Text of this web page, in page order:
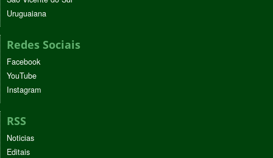
Uruguaiana
Redes Sociais
Facebook
YouTube
Instagram
RSS
Noticias
Editais